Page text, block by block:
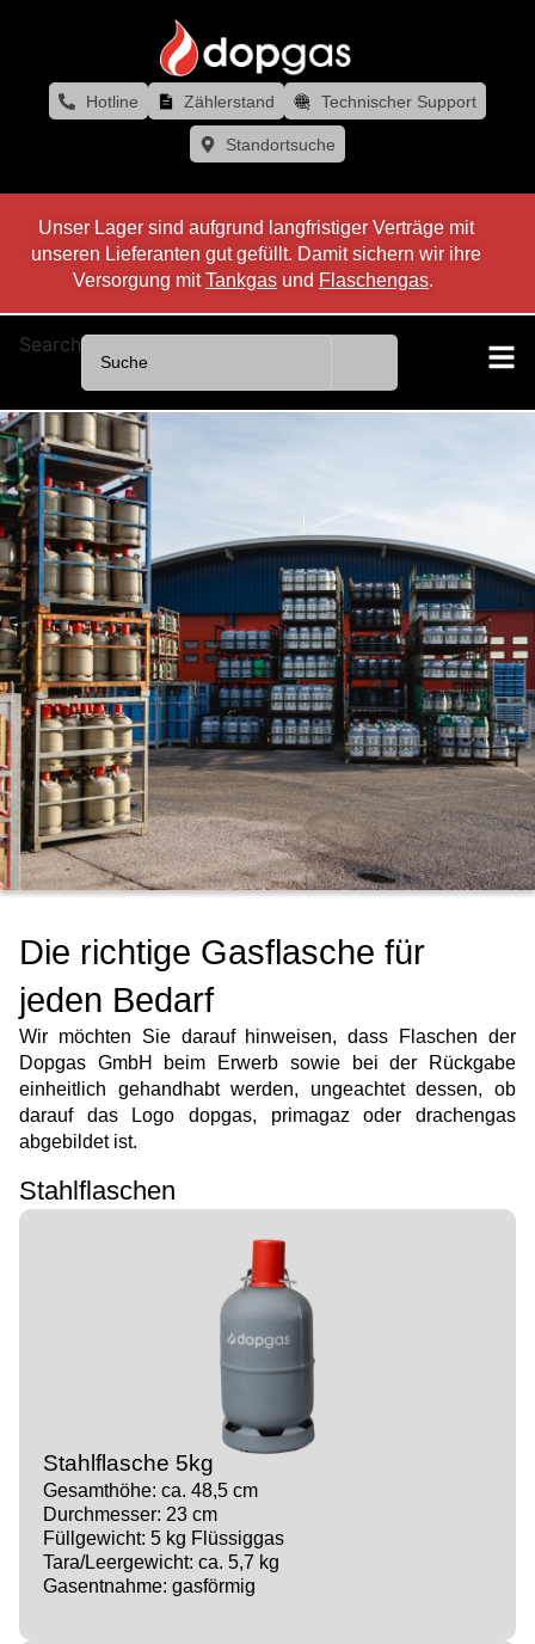
Hotline Zählerstand Technischer Support
Standortsuche
Unser Lager sind aufgrund langfristiger Verträge mit
unseren Lieferanten gut gefüllt. Damit sichern wir ihre
Versorgung mitTankgas und Flaschengas.
Search
Die richtige Gasflasche für
jeden Bedarf
Wir möchten Sie darauf hinweisen, dass Flaschen der
Dopgas GmbH beim Erwerb sowie bei der Rückgabe
einheitlich gehandhabt werden, ungeachtet dessen, ob
darauf das Logo dopgas, primagaz oder drachengas
abgebildet ist.
Stahlflaschen
Stahlflasche 5kg
Gesamthöhe: ca. 48,5 cm
Durchmesser: 23 cm
Füllgewicht: 5 kg Flüssiggas
Tara/Leergewicht: ca. 5,7 kg
Gasentnahme: gasförmig